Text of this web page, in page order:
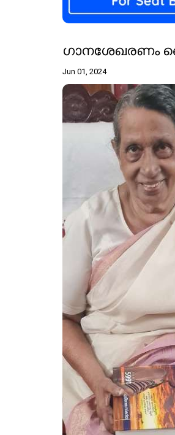
ഗാനശേഖരണം
Jun 01, 2024